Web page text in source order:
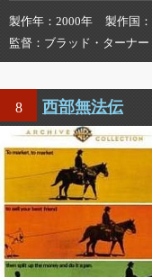
製作年 2000年 製作国
監督
ブラッド・ターナー
8 西部無法伝